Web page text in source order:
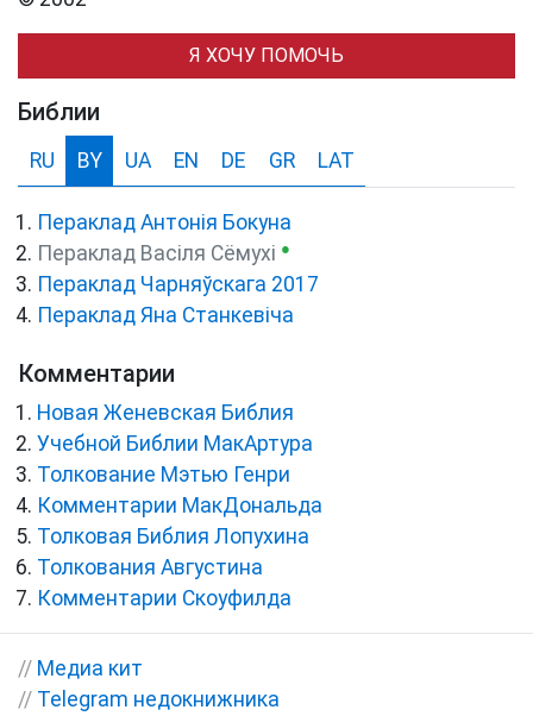
Я ХОЧУ ПОМОЧЬ
Библии
RU BY UA EN DE GR LAT
Пераклад Антонія Бокуна
Пераклад Васіля Сёмухі ●
Пераклад Чарняўскага 2017
Пераклад Яна Станкевіча
Комментарии
Новая Женевская Библия
Учебной Библии МакАртура
Толкование Мэтью Генри
Комментарии МакДональда
Толковая Библия Лопухина
Толкования Августина
Комментарии Скоуфилда
// Медиа кит
// Telegram недокнижника